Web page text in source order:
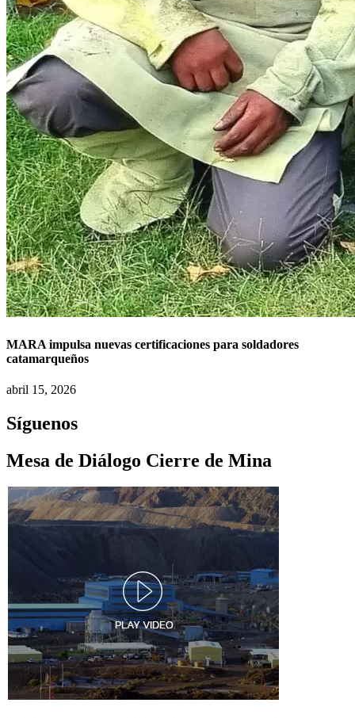
MARA impulsa nuevas certificaciones para soldadores
catamarqueños
abril 15, 2026
Síguenos
Mesa de Diálogo Cierre de Mina